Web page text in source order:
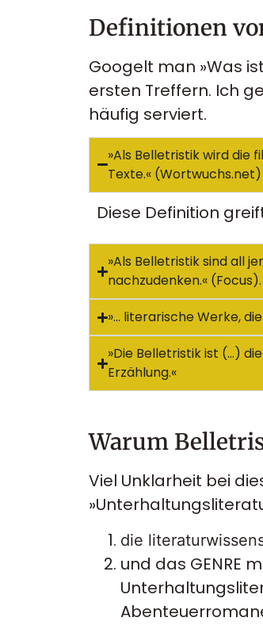
Definitionen
Googelt man »Was
ersten Treffern. Ich
häufig serviert.
»Als Belletristik wird die
Texte.« (Wortwuchs.net)
Diese Definition
»Als Belletristik sind all
nachzudenken.« (Focus).
»… literarische Werke,
»Die Belletristik ist (…)
Erzählung.«
Warum
Viel Unklarheit bei
die
und das GENRE